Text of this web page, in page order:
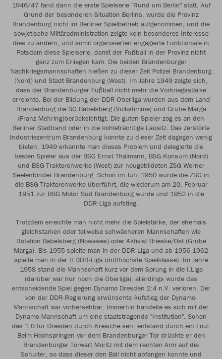
1946/47 fand dann die erste Spielserie "Rund um Berlin" statt. Auf
Grund der besonderen Situation Berlins, wurde die Provinz
Brandenburg nicht im Berliner Spielbetrieb aufgenommen, und die
sowjetische Miltäradministration zeigte kein besonderes Interesse
dies zu ändern, und somit organisierten engagierte Funktionäre in
Potsdam diese Spielserie, damit der Fußball in der Provinz nicht
ganz zum Erliegen kam. Die beiden Brandenburger
Nachkriegsmannschaften hießen zu dieser Zeit Polizei Brandenburg
(Nord) und Stadt Brandenburg (West). Im Jahre 1949 zeigte sich,
dass der Brandenburger Fußball nicht mehr die Vorkriegsstärke
erreichte. Bei der Bildung der DDR-Oberliga wurden aus dem Land
Brandenburg die SG Babelsberg (Volkstimme) und Grube Marga
(Franz Mehring)berücksichtigt. Die guten Spieler zog es an den
Berliner Stadtrand oder in die kohleträchtige Lausitz. Das zerstörte
Industriezentrum Brandenburg konnte zu dieser Zeit dagegen wenig
bieten. 1949 erkannte man dieses Problem und delegierte die
besten Spieler aus der BSG Ernst Thälmann, BSG Konsum (Nord)
und BSG Traktorenwerke (West) zur neugebildeten ZSG Werner
Seelenbinder Brandenburg. Schon im Juni 1950 wurde die ZSG in
die BSG Traktorenwerke überführt, die wiederum am 20. Februar
1951 zur BSG Motor Süd Brandenburg wurde und 1952 in die
DDR-Liga aufstieg.
Trotzdem erreichte man nicht mehr die Spielstärke, der ehemals
gleichstarken oder teilweise schwächeren Mannschaften wie
Rotation Babelsberg (Nowawes) oder Aktivist Brieske/Ost (Grube
Marga). Bis 1955 spielte man in der DDR-Liga und ab 1956-1962
spielte man in der II.DDR-Liga (dritthöchste Spielklasse). Im Jahre
1958 stand die Mannschaft kurz vor dem Sprung in die I.Liga
(darüber war nur noch die Oberliga), allerdings wurde das
entscheidende Spiel gegen Dynamo Dresden 2:4 n.V. verloren. Der
von der DDR-Regierung erwünschte Aufstieg der Dynamo-
Mannschaft war vorhersehbar. Immerhin handelte es sich mit der
Dynamo-Mannschaft um eine staatstragende "Institution". Schon
das 1:0 für Dresden durch Kreische sen. entstand durch ein Foul.
Beim Hochspringen vor dem Brandenburger Tor drückte er den
Brandenburger Torwart Moritz mit dem rechten Arm auf die
Schulter, so dass dieser den Ball nicht abfangen konnte und